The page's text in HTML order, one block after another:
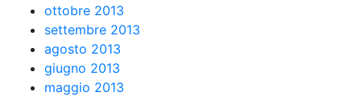
ottobre 2013
settembre 2013
agosto 2013
giugno 2013
maggio 2013